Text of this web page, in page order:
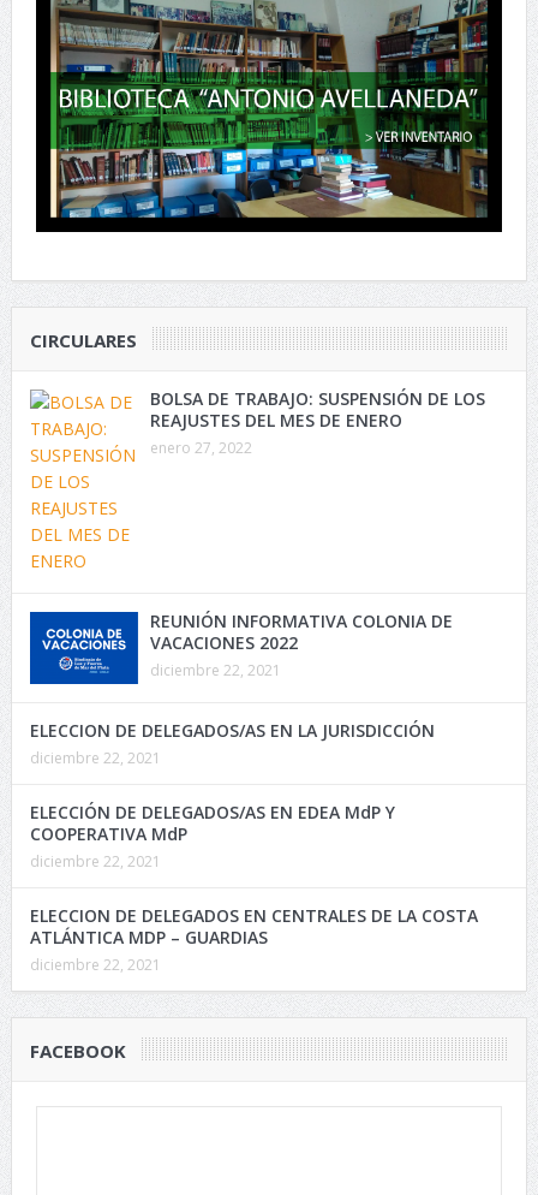
CIRCULARES
BOLSA DE TRABAJO: SUSPENSIÓN DE LOS
REAJUSTES DEL MES DE ENERO
enero 27, 2022
REUNIÓN INFORMATIVA COLONIA DE
VACACIONES 2022
diciembre 22, 2021
ELECCION DE DELEGADOS/AS EN LA JURISDICCIÓN
diciembre 22, 2021
ELECCIÓN DE DELEGADOS/AS EN EDEA MdP Y
COOPERATIVA MdP
diciembre 22, 2021
ELECCION DE DELEGADOS EN CENTRALES DE LA COSTA
ATLÁNTICA MDP – GUARDIAS
diciembre 22, 2021
FACEBOOK